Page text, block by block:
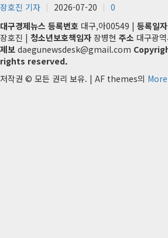
장호진 기자 2026-07-20
0
대구경제뉴스 등록번호 대구,아00549 | 등록일자
장호진 | 청소년보호책임자 장병현 주소 대구광
제보 daegunewsdesk@gmail.com
rights reserved.
저작권 © 모든 권리 보유. | AF themes의